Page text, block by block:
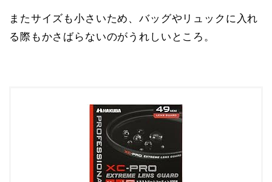
またサイズも小さいため、バッグやリュックに入れ
る際もかさばらないのがうれしいところ。